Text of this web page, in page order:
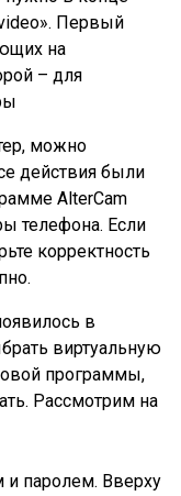
Первый
на
– для
можно
действия были
AlterCam
телефона. Если
корректность
в
виртуальную
программы,
Рассмотрим на
и паролем. Вверху